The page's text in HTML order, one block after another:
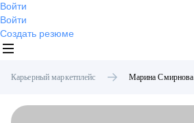
Войти
Войти
Создать резюме
Карьерный маркетплейс Марина Смирнова